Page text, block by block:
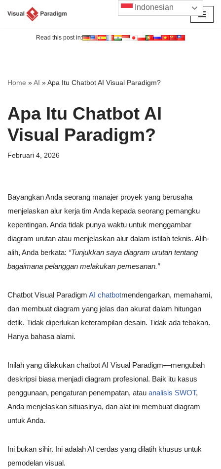
Read this post in:
Home »AI »Apa Itu Chatbot AI Visual Paradigm?
Apa Itu Chatbot AI
Visual Paradigm?
Februari 4, 2026
Bayangkan Anda seorang manajer proyek yang berusaha
menjelaskan alur kerja tim Anda kepada seorang pemangku
kepentingan. Anda tidak punya waktu untuk menggambar
diagram urutan atau menjelaskan alur dalam istilah teknis. Alih-
alih, Anda berkata: “Tunjukkan saya diagram urutan tentang
bagaimana pelanggan melakukan pemesanan.”
Chatbot Visual Paradigm AI chatbotmendengarkan, memahami,
dan membuat diagram yang jelas dan akurat dalam hitungan
detik. Tidak diperlukan keterampilan desain. Tidak ada tebakan.
Hanya bahasa alami.
Inilah yang dilakukan chatbot AI Visual Paradigm—mengubah
deskripsi biasa menjadi diagram profesional. Baik itu kasus
penggunaan, pengaturan penempatan, atau analisis SWOT,
Anda menjelaskan situasinya, dan alat ini membuat diagram
untuk Anda.
Ini bukan sihir. Ini adalah AI cerdas yang dilatih khusus untuk
pemodelan visual.
Indonesian